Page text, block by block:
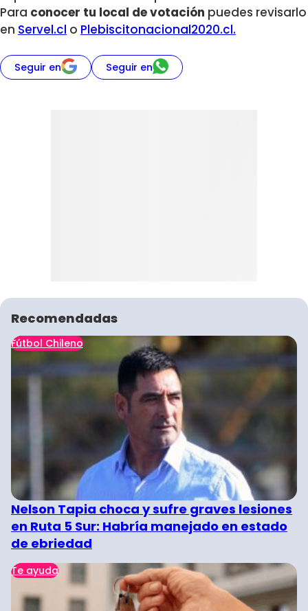
Para conocer tu local de votación puedes revisarlo
en Servel.cl o Plebiscitonacional2020.cl.
Seguir en Seguir en
Recomendadas
Fútbol Chileno
Nelson Tapia choca y sufre graves lesiones
en Ruta 5 Sur: Habría manejado en estado
de ebriedad
Te ayuda